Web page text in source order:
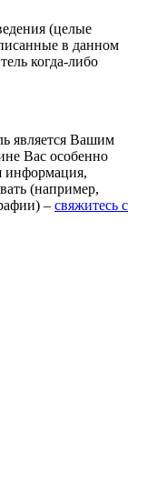
(целые
в данном
когда-либо
является Вашим
Вас особенно
информация,
(например,
– свяжитесь с